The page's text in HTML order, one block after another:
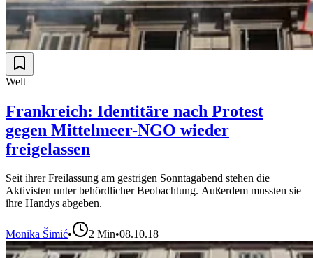
Welt
Frankreich: Identitäre nach Protest
gegen Mittelmeer-NGO wieder
freigelassen
Seit ihrer Freilassung am gestrigen Sonntagabend stehen die
Aktivisten unter behördlicher Beobachtung. Außerdem mussten sie
ihre Handys abgeben.
Monika Šimić• 2 Min•08.10.18